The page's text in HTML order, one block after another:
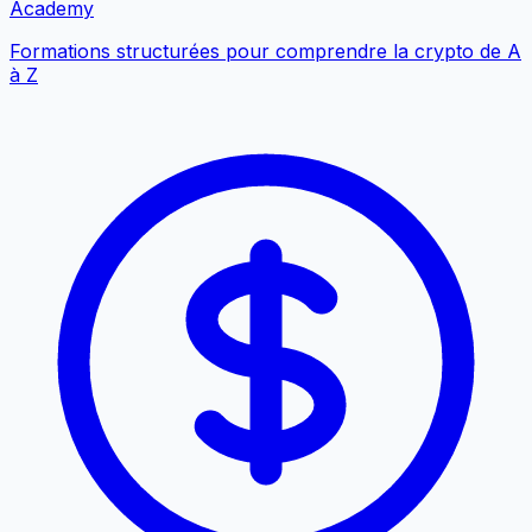
Academy
Formations structurées pour comprendre la crypto de A
à Z